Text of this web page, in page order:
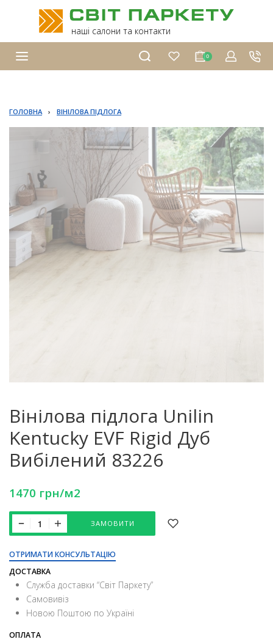
наші салони та контакти
0
ГОЛОВНА › ВІНІЛОВА ПІДЛОГА
Вінілова підлога Unilin
Kentucky EVF Rigid Дуб
Вибілений 83226
1470 грн/м2
ЗАМОВИТИ
ОТРИМАТИ КОНСУЛЬТАЦІЮ
ДОСТАВКА
Служба доставки “Свiт Паркету”
Самовивіз
Новою Поштою по Україні
ОПЛАТА